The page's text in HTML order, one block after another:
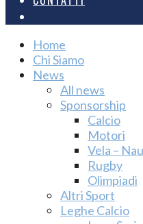
Home
Chi Siamo
News
All news
Sponsorship
Calcio
Motori
Vela –
Rugby
Olimpiadi
Altri Sport
Leghe Calcio